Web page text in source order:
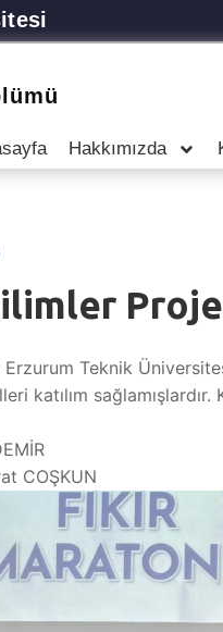
Hakkımızda
Proje
Teknik
katılım sağlamışlardır.
COŞKUN